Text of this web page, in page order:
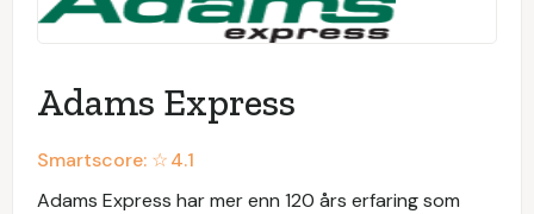
Adams Express
Smartscore: ☆4.1
Adams Express har mer enn 120 års erfaring som